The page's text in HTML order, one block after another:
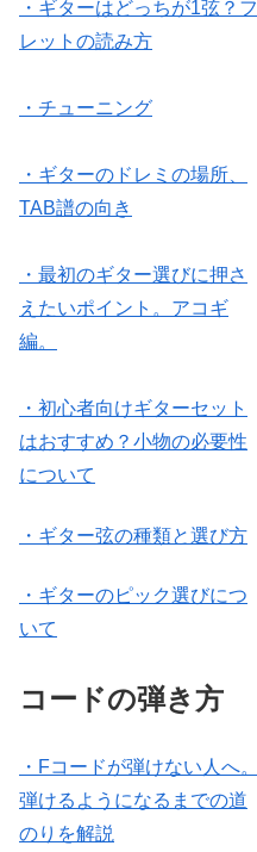
・ギターはどっちが1弦？フ
レットの読み方
・チューニング
・ギターのドレミの場所、
TAB譜の向き
・ 最初のギター選びに押さ
えたいポイント。アコギ
編。
・初心者向けギターセット
はおすすめ？小物の必要性
について
・ギター弦の種類と選び方
・ギターのピック選びにつ
いて
コードの弾き方
・Fコードが弾けない人へ。
弾けるようになるまでの道
のりを解説